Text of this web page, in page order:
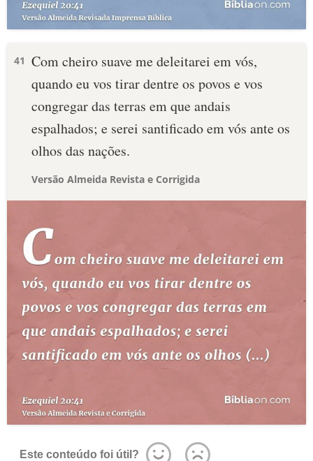
41 Com cheiro suave me deleitarei em vós,
quando eu vos tirar dentre os povos e vos
congregar das terras em que andais
espalhados; e serei santificado em vós ante os
olhos das nações.
Versão Almeida Revista e Corrigida
Este conteúdo foi útil?